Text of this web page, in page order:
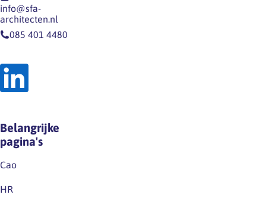
info@sfa-
architecten.nl
085 401 4480
Belangrijke
pagina's
Cao
HR